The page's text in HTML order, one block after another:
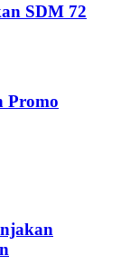
SDM 72
Promo